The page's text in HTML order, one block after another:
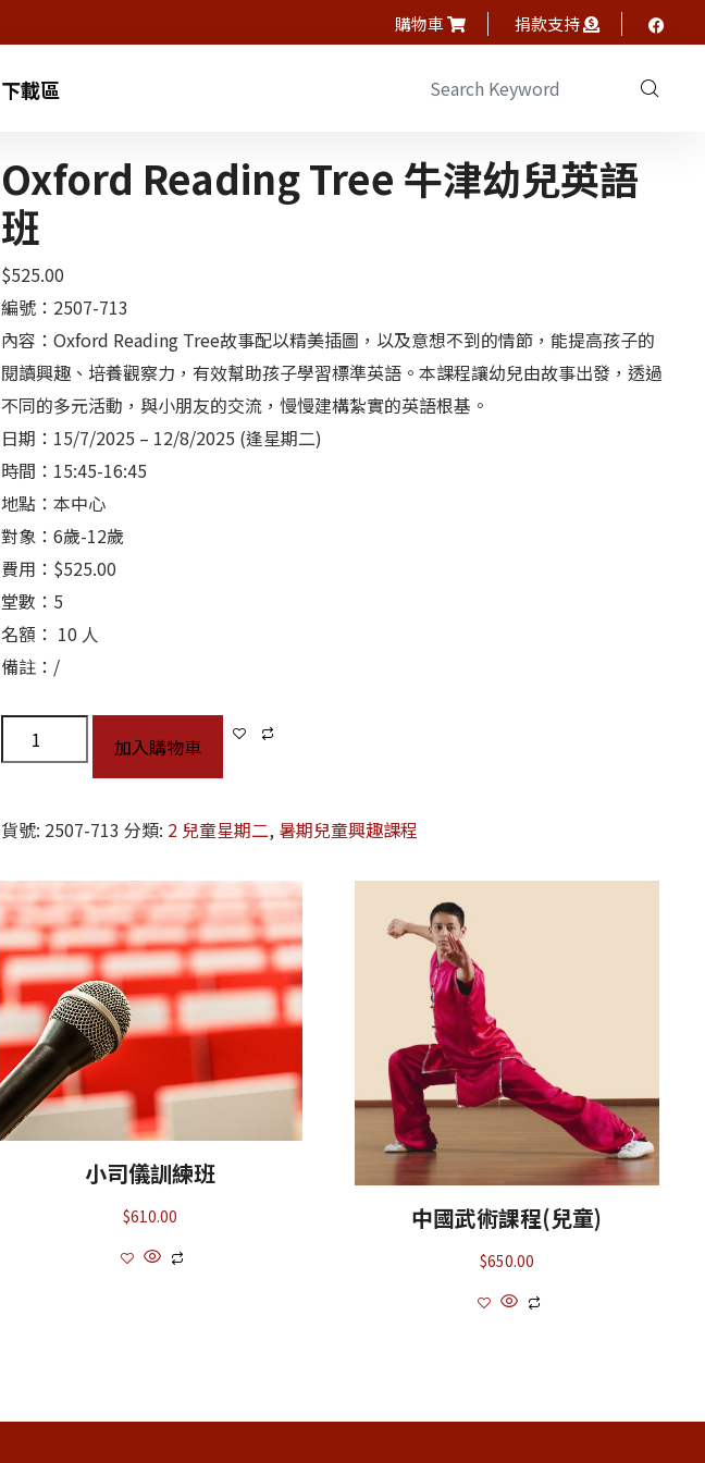
購物車 捐款支持
下載區
Oxford Reading Tree 牛津幼兒英語
班
$525.00
編號：2507-713
內容：Oxford Reading Tree故事配以精美插圖，以及意想不到的情節，能提高孩子的
閱讀興趣、培養觀察力，有效幫助孩子學習標準英語。本課程讓幼兒由故事出發，透過
不同的多元活動，與小朋友的交流，慢慢建構紮實的英語根基。
日期：15/7/2025 – 12/8/2025 (逢星期二)
時間：15:45-16:45
地點：本中心
對象：6歲-12歲
費用：$525.00
堂數：5
名額： 10 人
備註：/
加入購物車
貨號: 2507-713 分類: 2 兒童星期二, 暑期兒童興趣課程
小司儀訓練班
$610.00 中國武術課程(兒童)
$650.00